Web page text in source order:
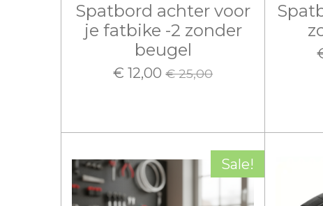
Spatbord achter voor
je fatbike -2 zonder
beugel
€ 12,00 € 25,00
Sale!